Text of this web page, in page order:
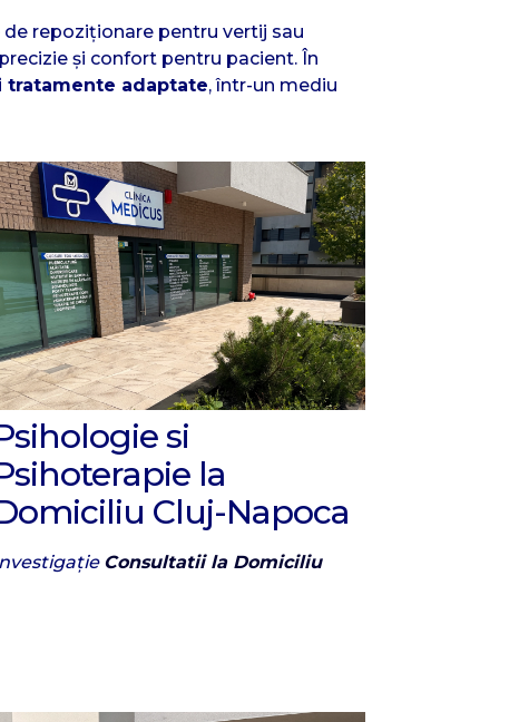
repoziționare pentru vertij sau
și confort pentru pacient. În
tratamente adaptate, într-un mediu
si
la
Cluj-Napoca
Consultatii la Domiciliu